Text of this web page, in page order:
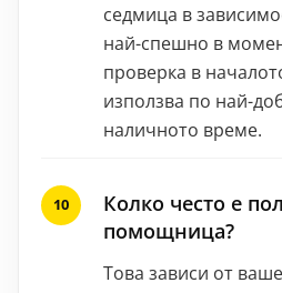
седмица в
най-спешно в
проверка в
използва по най-
наличното време.
Колко често е
помощница?
Това зависи от